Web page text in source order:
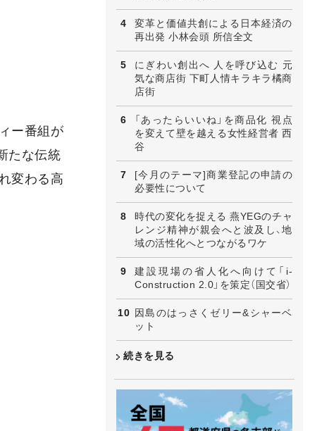
ー番組が
たな伝統
変わる高
変革と価値共創による日本経済の
再出発 小林会頭 所信全文
にぎわい創出へ 人を呼び込む 元
気な商店街 下町人情キラキラ橘商
店街
「あったらいいね」を商品化 視点
を変えて壁を越える女性経営者 西
谷
[今月のテーマ]商業登記の申請の
必要性について
時代の変化を捉える 燕YEGのチャ
レンジ精神が親会へと波及し、地
域の活性化へとつながるワケ
建設現場の省人化へ向けて「i-
Construction 2.0」を策定（国交省）
因島のはっさくゼリー&シャーベ
ット
続きを見る